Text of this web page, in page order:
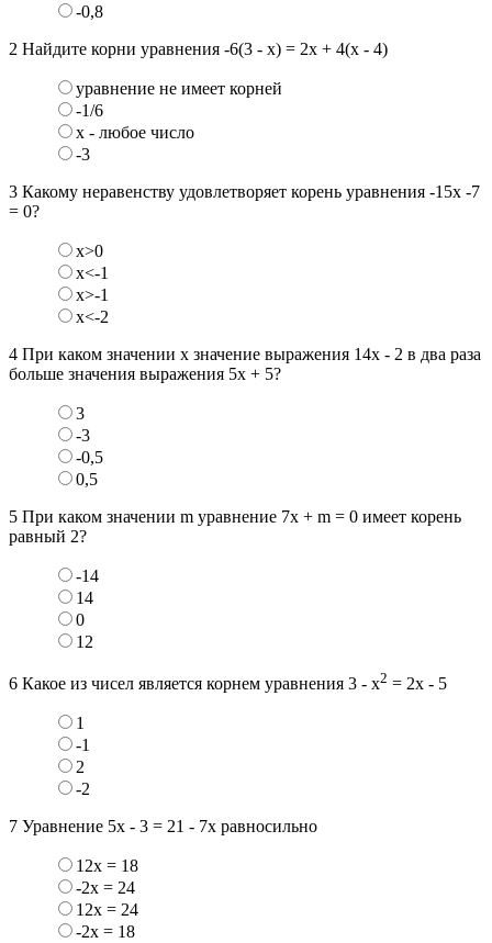
-0,8
2 Найдите корни уравнения -6(3 - х) = 2х + 4(х - 4)
уравнение не имеет корней
-1/6
х - любое число
-3
3 Какому неравенству удовлетворяет корень уравнения -15x -7
= 0?
x>0
x<-1
x>-1
x<-2
4 При каком значении х значение выражения 14х - 2 в два раза
больше значения выражения 5х + 5?
3
-3
-0,5
0,5
5 При каком значении m уравнение 7х + m = 0 имеет корень
равный 2?
-14
14
0
12
6 Какое из чисел является корнем уравнения 3 - х2 = 2х - 5
1
-1
2
-2
7 Уравнение 5х - 3 = 21 - 7х равносильно
12х = 18
-2х = 24
12х = 24
-2х = 18